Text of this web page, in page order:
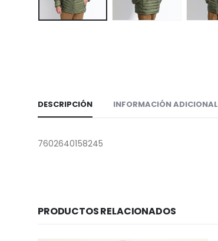
DESCRIPCIÓN INFORMACIÓN ADICIONAL
7602640158245
PRODUCTOS RELACIONADOS